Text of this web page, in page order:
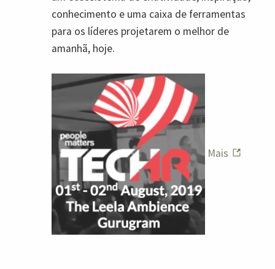
conhecimento e uma caixa de ferramentas
para os líderes projetarem o melhor de
amanhã, hoje.
Mais